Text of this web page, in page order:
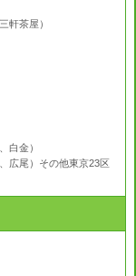
軒茶屋）
白金）
広尾）その他東京23区